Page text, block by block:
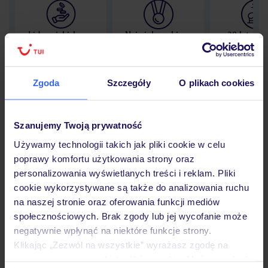
Zgoda Szczegóły O plikach cookies
Szanujemy Twoją prywatność
Używamy technologii takich jak pliki cookie w celu
poprawy komfortu użytkowania strony oraz
personalizowania wyświetlanych treści i reklam. Pliki
cookie wykorzystywane są także do analizowania ruchu
na naszej stronie oraz oferowania funkcji mediów
społecznościowych. Brak zgody lub jej wycofanie może
negatywnie wpłynąć na niektóre funkcje strony.
Klikając „Zezwól na wszystkie” wyrażasz zgodę na
Lider niskich cen
Największe biuro
30 lat w
Hotel
Opinie
Pokoje